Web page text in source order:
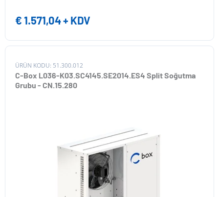
€1.571,04+ KDV
ÜRÜN KODU: 51.300.012
C-Box L036-K03.SC4145.SE2014.ES4 Split Soğutma
Grubu - CN.15.280